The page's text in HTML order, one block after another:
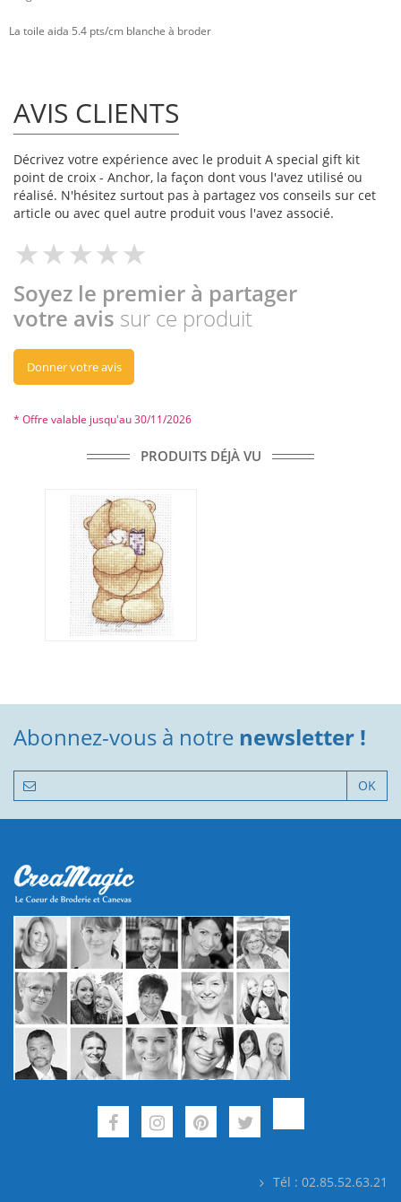
La toile aida 5.4 pts/cm blanche à broder
AVIS CLIENTS
Décrivez votre expérience avec le produit A special gift kit
point de croix - Anchor, la façon dont vous l'avez utilisé ou
réalisé. N'hésitez surtout pas à partagez vos conseils sur cet
article ou avec quel autre produit vous l'avez associé.
Soyez le premier à partager
votre avis sur ce produit
Donner votre avis
* Offre valable jusqu'au 30/11/2026
PRODUITS DÉJÀ VU
Abonnez-vous à notre newsletter !
OK
Tél : 02.85.52.63.21